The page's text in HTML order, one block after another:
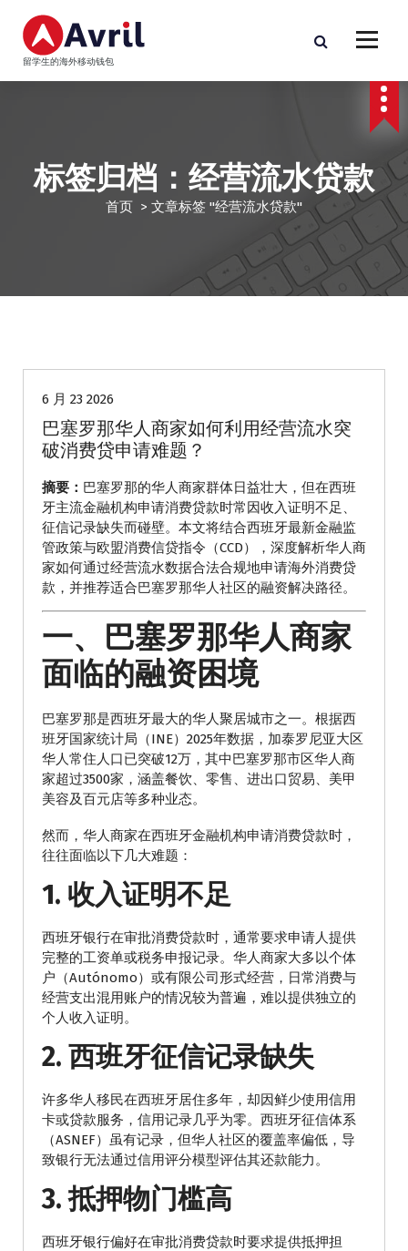
留学生的海外移动钱包
标签归档：经营流水贷款
首页 > 文章标签 "经营流水贷款"
6 月 23 2026
巴塞罗那华人商家如何利用经营流水突
破消费贷申请难题？
摘要： 巴塞罗那的华人商家群体日益壮大，但在西班
牙主流金融机构申请消费贷款时常因收入证明不足、
征信记录缺失而碰壁。本文将结合西班牙最新金融监
管政策与欧盟消费信贷指令（CCD），深度解析华人商
家如何通过经营流水数据合法合规地申请海外消费贷
款，并推荐适合巴塞罗那华人社区的融资解决路径。
一、巴塞罗那华人商家
面临的融资困境
巴塞罗那是西班牙最大的华人聚居城市之一。根据西
班牙国家统计局（INE）2025年数据，加泰罗尼亚大区
华人常住人口已突破12万，其中巴塞罗那市区华人商
家超过3500家，涵盖餐饮、零售、进出口贸易、美甲
美容及百元店等多种业态。
然而，华人商家在西班牙金融机构申请消费贷款时，
往往面临以下几大难题：
1. 收入证明不足
西班牙银行在审批消费贷款时，通常要求申请人提供
完整的工资单或税务申报记录。华人商家大多以个体
户（Autónomo）或有限公司形式经营，日常消费与
经营支出混用账户的情况较为普遍，难以提供独立的
个人收入证明。
2. 西班牙征信记录缺失
许多华人移民在西班牙居住多年，却因鲜少使用信用
卡或贷款服务，信用记录几乎为零。西班牙征信体系
（ASNEF）虽有记录，但华人社区的覆盖率偏低，导
致银行无法通过信用评分模型评估其还款能力。
3. 抵押物门槛高
西班牙银行偏好在审批消费贷款时要求提供抵押担